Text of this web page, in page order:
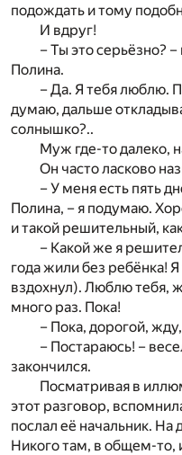
подождать и тому
И вдруг!
– Ты это серьёзно?
Полина.
– Да. Я тебя люблю.
думаю, дальше
солнышко?..
Муж где-то далеко,
Он часто ласково
– У меня есть пять
Полина, – я подумаю.
и такой решительный,
– Какой же я
года жили без ребёнка!
вздохнул). Люблю тебя,
много раз. Пока!
– Пока, дорогой,
– Постараюсь! –
закончился.
Посматривая в
этот разговор,
послал её начальник. На
Никого там, в общем-то,